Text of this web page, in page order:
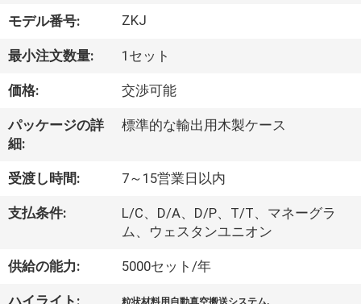
シ
ョ
ー
私
達
に
モデル番号: ZKJ
最小注文数量: 1セット
価格: 交渉可能
パッケージの詳
細:
標準的な輸出用木製ケース
受渡し時間: 7～15営業日以内
支払条件:
L/C、D/A、D/P、T/T、マネーグラ
ム、ウェスタンユニオン
供給の能力: 5000セット/年
,